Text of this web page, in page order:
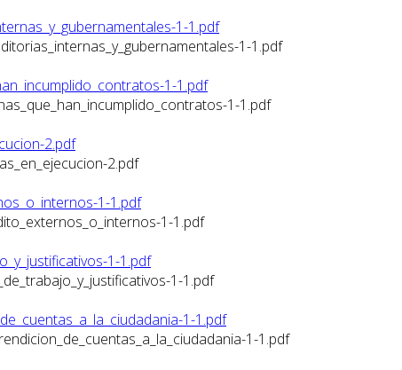
1-1.pdf
1-1.pdf
1-1.pdf
1-1.pdf
2.pdf
2.pdf
1-1.pdf
1-1.pdf
1-1.pdf
1-1.pdf
1-1.pdf
1-1.pdf